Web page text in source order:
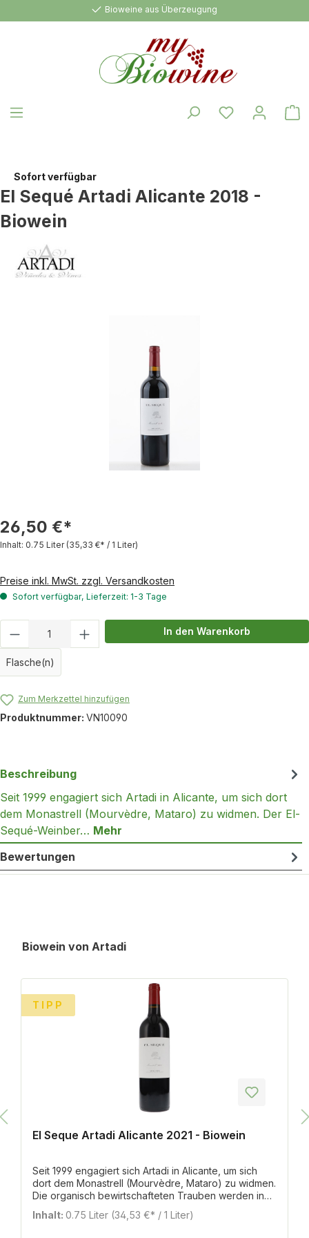
Bioweine aus Überzeugung
Sofort verfügbar
El Sequé Artadi Alicante 2018 -
Biowein
26,50 €*
Inhalt: 0.75 Liter (35,33 €* / 1 Liter)
Preise inkl. MwSt. zzgl. Versandkosten
Sofort verfügbar, Lieferzeit: 1-3 Tage
Produkt Anzahl: Gib den gewünschten
Flasche(n)
In den Warenkorb
Zum Merkzettel hinzufügen
Produktnummer: VN10090
Beschreibung
Seit 1999 engagiert sich Artadi in Alicante, um sich dort
dem Monastrell (Mourvèdre, Mataro) zu widmen. Der El-
Sequé-Weinber… Mehr
Bewertungen
Produktgalerie überspringen
Biowein von Artadi
%
TIPP
El Seque Artadi Alicante 2021 - Biowein
Seit 1999 engagiert sich Artadi in Alicante, um sich
dort dem Monastrell (Mourvèdre, Mataro) zu widmen.
Die organisch bewirtschafteten Trauben werden in
10-Kilo-Kisten gelesen und über 48 Stunden kühl
vorvergoren, bevor dann bei Wärme die spontane
Inhalt: 0.75 Liter (34,53 €* / 1 Liter)